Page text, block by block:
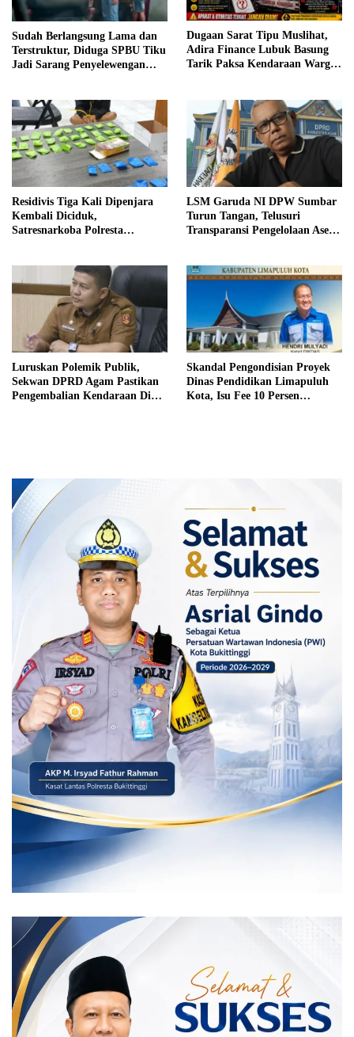
Sudah Berlangsung Lama dan
Terstruktur, Diduga SPBU Tiku
Jadi Sarang Penyelewengan
Dugaan Sarat Tipu Muslihat,
Adira Finance Lubuk Basung
Tarik Paksa Kendaraan Warga
Residivis Tiga Kali Dipenjara
Kembali Diciduk,
Satresnarkoba Polresta
LSM Garuda NI DPW Sumbar
Turun Tangan, Telusuri
Transparansi Pengelolaan Aset
Luruskan Polemik Publik,
Sekwan DPRD Agam Pastikan
Pengembalian Kendaraan Dinas
Skandal Pengondisian Proyek
Dinas Pendidikan Limapuluh
Kota, Isu Fee 10 Persen